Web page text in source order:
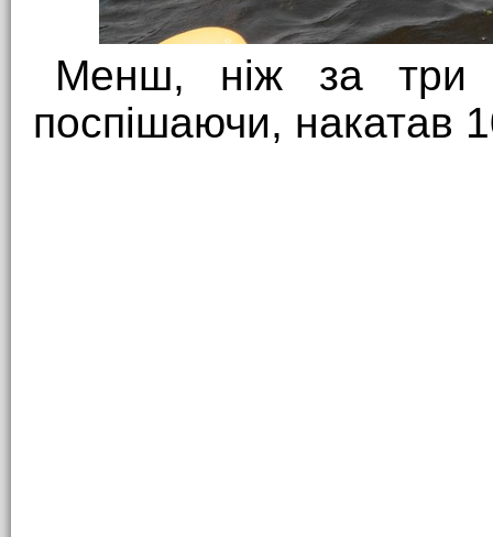
Менш, ніж за три
поспішаючи, накатав